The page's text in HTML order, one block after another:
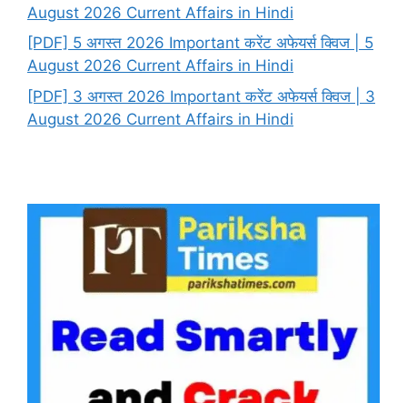
August 2026 Current Affairs in Hindi
[PDF] 5 अगस्त 2026 Important करेंट अफेयर्स क्विज | 5
August 2026 Current Affairs in Hindi
[PDF] 3 अगस्त 2026 Important करेंट अफेयर्स क्विज | 3
August 2026 Current Affairs in Hindi